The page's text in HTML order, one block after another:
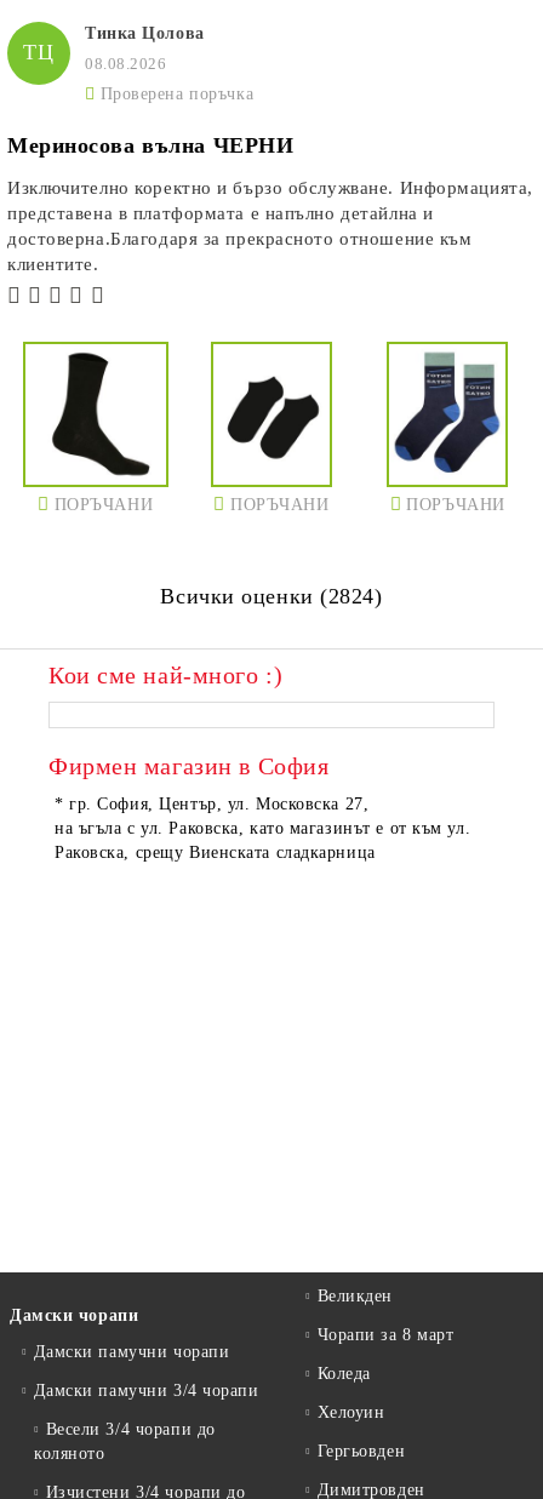
ТЦ
Тинка Цолова
08.08.2026
Проверена поръчка
Мериносова вълна ЧЕРНИ
Изключително коректно и бързо обслужване. Информацията,
представена в платформата е напълно детайлна и
достоверна.Благодаря за прекрасното отношение към
клиентите.
ПОРЪЧАНИ ПОРЪЧАНИ ПОРЪЧАНИ
ПОРЪЧАНИ
Всички оценки (2824)
Кои сме най-много :)
Фирмен магазин в София
* гр. София, Център, ул. Московска 27,
на ъгъла с ул. Раковска, като магазинът е от към ул.
Раковска, срещу Виенската сладкарница
Дамски чорапи
Дамски памучни чорапи
Дамски памучни 3/4 чорапи
Весели 3/4 чорапи до
коляното
Изчистени 3/4 чорапи до
Великден
Чорапи за 8 март
Коледа
Хелоуин
Гергьовден
Димитровден